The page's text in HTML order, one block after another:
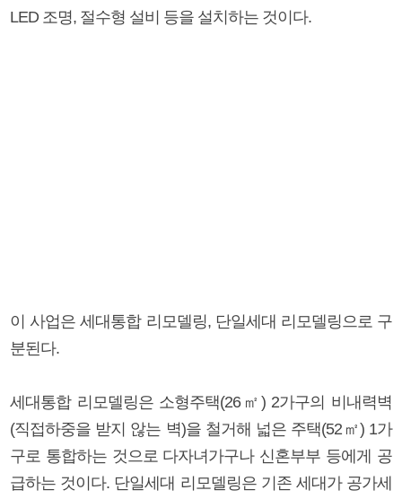
LED 조명, 절수형 설비 등을 설치하는 것이다.
이 사업은 세대통합 리모델링, 단일세대 리모델링으로 구
분된다.
세대통합 리모델링은 소형주택(26㎡) 2가구의 비내력벽
(직접하중을 받지 않는 벽)을 철거해 넓은 주택(52㎡) 1가
구로 통합하는 것으로 다자녀가구나 신혼부부 등에게 공
급하는 것이다. 단일세대 리모델링은 기존 세대가 공가세